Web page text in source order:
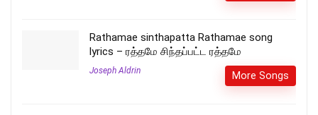
Rathamae sinthapatta Rathamae song
lyrics – ரத்தமே சிந்தப்பட்ட ரத்தமே
Joseph Aldrin More Songs